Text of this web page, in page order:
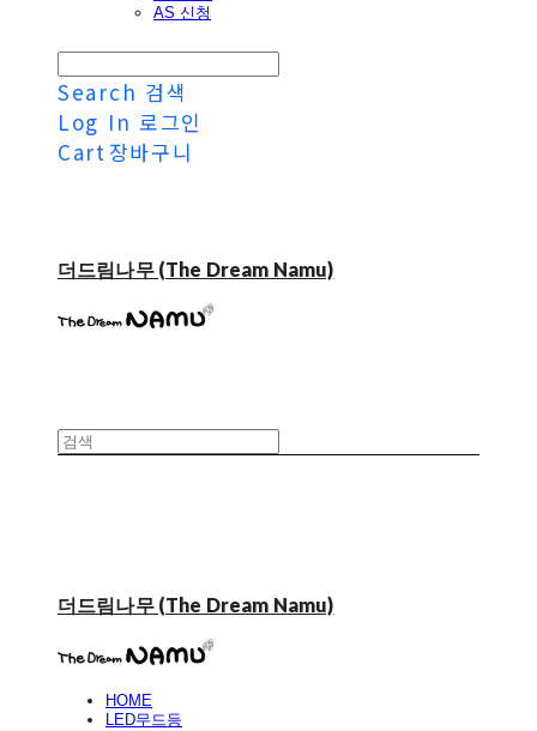
AS 신청
Search 검색
Log In 로그인
Cart 장바구니
더드림나무 (The Dream Namu)
더드림나무 (The Dream Namu)
HOME
LED무드등